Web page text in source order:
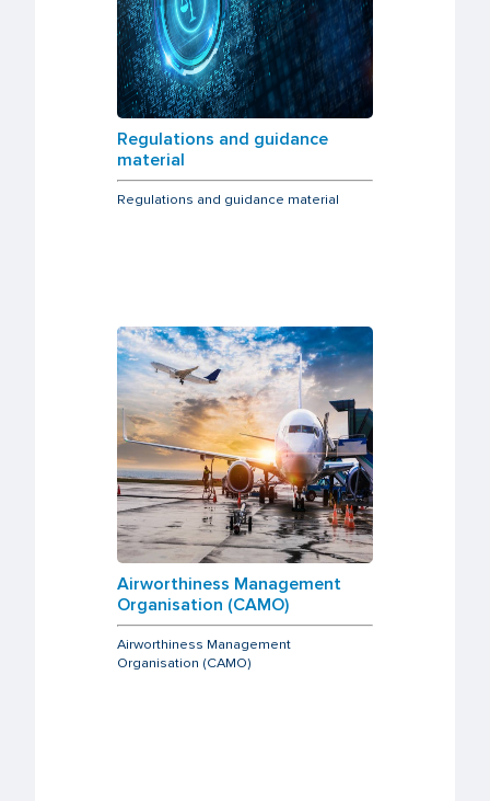
Regulations and guidance
material
Regulations and guidance material
Airworthiness Management
Organisation (CAMO)
Airworthiness Management
Organisation (CAMO)